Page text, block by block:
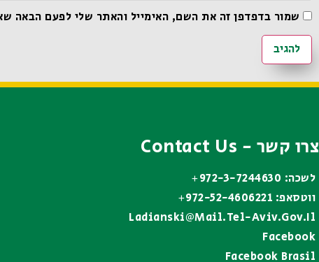
שמור בדפדפן זה את השם, האימייל והאתר שלי לפעם הבאה
צרו קשר - Contact Us
לשכה: 972-3-7244630+
ווטסאפ: 972-52-4606221+
Ladianski@mail.tel-Aviv.gov.il
Facebook
Facebook Brasil